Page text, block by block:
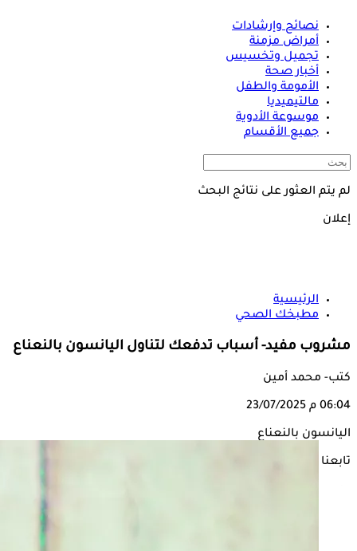
نصائح وإرشادات
أمراض مزمنة
تجميل وتخسيس
أخبار صحة
الأمومة والطفل
مالتيميديا
موسوعة الأدوية
جميع الأقسام
لم يتم العثور على نتائج البحث
إعلان
الرئيسية
مطبخك الصحي
مشروب مفيد- أسباب تدفعك لتناول اليانسون بالنعناع
كتب- محمد أمين
06:04 م 23/07/2025
اليانسون بالنعناع
تابعنا على